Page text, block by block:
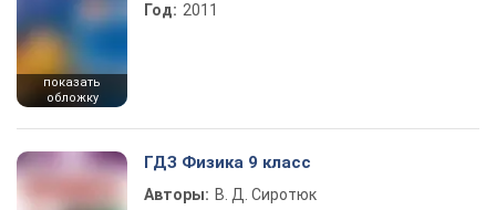
показать
обложку
Год: 2011
ГДЗ Физика 9 класс
Авторы: В. Д. Сиротюк